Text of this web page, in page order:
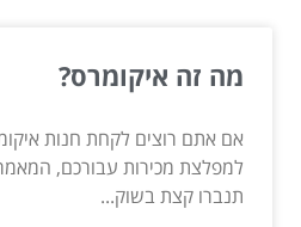
מה זה איקומרס?
אם אתם רוצים לקחת חנות
למפלצת מכירות עבורכם,
תנברו קצת בשוק...